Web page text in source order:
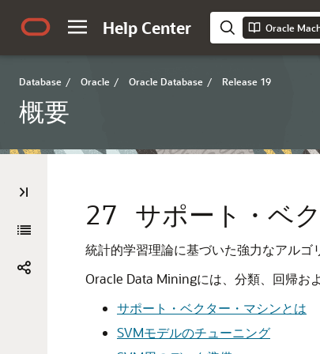
Help Center Oracle
Database / Oracle / Oracle Database / Release 19
概要
27 サポート・ベ
統計的学習理論に基づいた強力なアルゴ
Oracle Data Miningには、分類、回帰お
サポート・ベクター・マシンとは
SVMモデルのチューニング